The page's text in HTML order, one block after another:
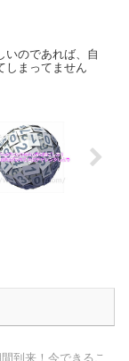
いのであれば、自
しまってません
到来！今できるこ